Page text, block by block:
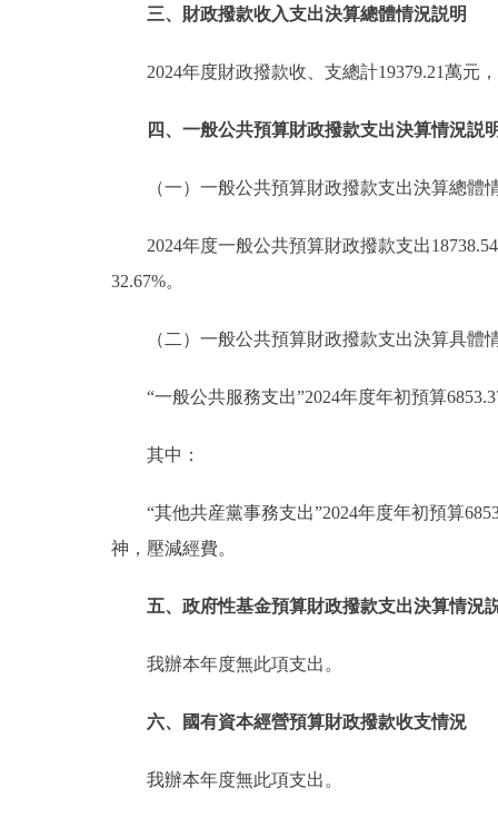
三、財政撥款收入支出決算總體情況説明
2024年度財政撥款收、支總計19379.21萬元
四、一般公共預算財政撥款支出決算情況説
（一）一般公共預算財政撥款支出決算總體
2024年度一般公共預算財政撥款支出
32.67%。
（二）一般公共預算財政撥款支出決算具體
“一般公共服務支出”2024年度年初預算
其中：
“其他共産黨事務支出”2024年度年初預算
神，壓減經費。
五、政府性基金預算財政撥款支出決算情況
我辦本年度無此項支出。
六、國有資本經營預算財政撥款收支情況
我辦本年度無此項支出。